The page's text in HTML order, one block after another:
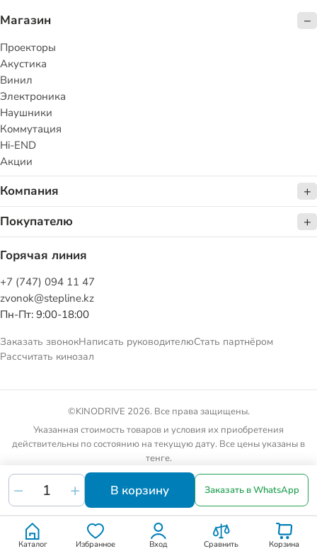
Каталог Избранное Вход Сравнить Корзина
В корзину Заказать в WhatsApp
Магазин
Проекторы
Акустика
Винил
Электроника
Наушники
Коммутация
Hi-END
Акции
Компания
Покупателю
Горячая линия
+7 (747) 094 11 47
zvonok@stepline.kz
Пн-Пт: 9:00-18:00
Заказать звонокНаписать руководителюСтать партнёром
Рассчитать кинозал
©KINODRIVE 2026. Все права защищены.
Указанная стоимость товаров и условия их приобретения
действительны по состоянию на текущую дату. Все цены указаны в
тенге.
Товарные предложения на сайте не являются публичной офертой.